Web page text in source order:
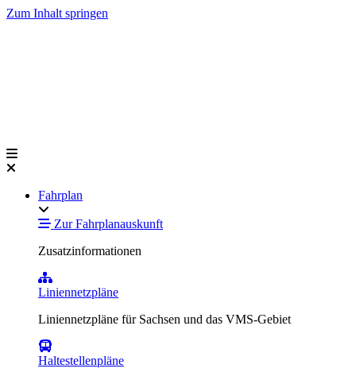
Zum Inhalt springen
Fahrplan
Zur Fahrplanauskunft
Zusatzinformationen
Liniennetzpläne
Liniennetzpläne für Sachsen und das VMS-Gebiet
Haltestellenpläne